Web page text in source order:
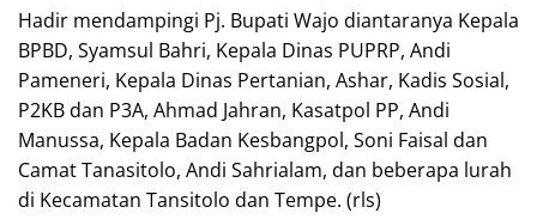
Hadir mendampingi Pj. Bupati Wajo diantaranya Kepala
BPBD, Syamsul Bahri, Kepala Dinas PUPRP, Andi
Pameneri, Kepala Dinas Pertanian, Ashar, Kadis Sosial,
P2KB dan P3A, Ahmad Jahran, Kasatpol PP, Andi
Manussa, Kepala Badan Kesbangpol, Soni Faisal dan
Camat Tanasitolo, Andi Sahrialam, dan beberapa lurah
di Kecamatan Tansitolo dan Tempe. (rls)